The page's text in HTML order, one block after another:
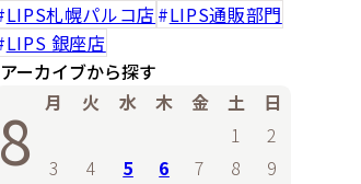
LIPS札幌パルコ店
LIPS通販部門
LIPS 銀座店
アーカイブから探す
8 月 火 水 木 金 土
日
1
2
3
4 5 6 7 8
9